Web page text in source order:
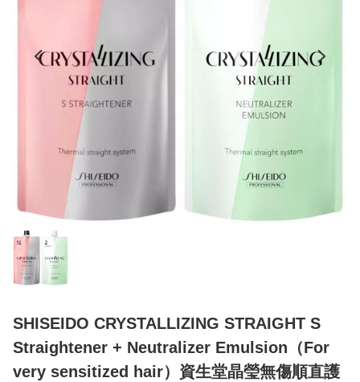
SHISEIDO CRYSTALLIZING STRAIGHT S
Straightener + Neutralizer Emulsion（For
very sensitized hair）資生堂晶瑩無傷順直護